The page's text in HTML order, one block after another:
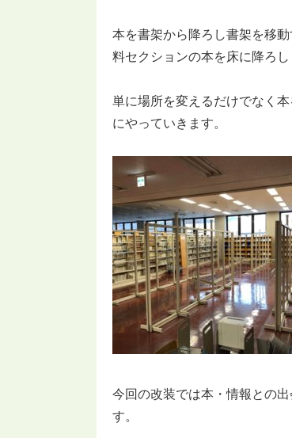
本を書架から降ろし書架を移
料セクションの本を床に降ろし
単に場所を変えるだけでなく
にやっていきます。
今回の改装では本・情報との
す。